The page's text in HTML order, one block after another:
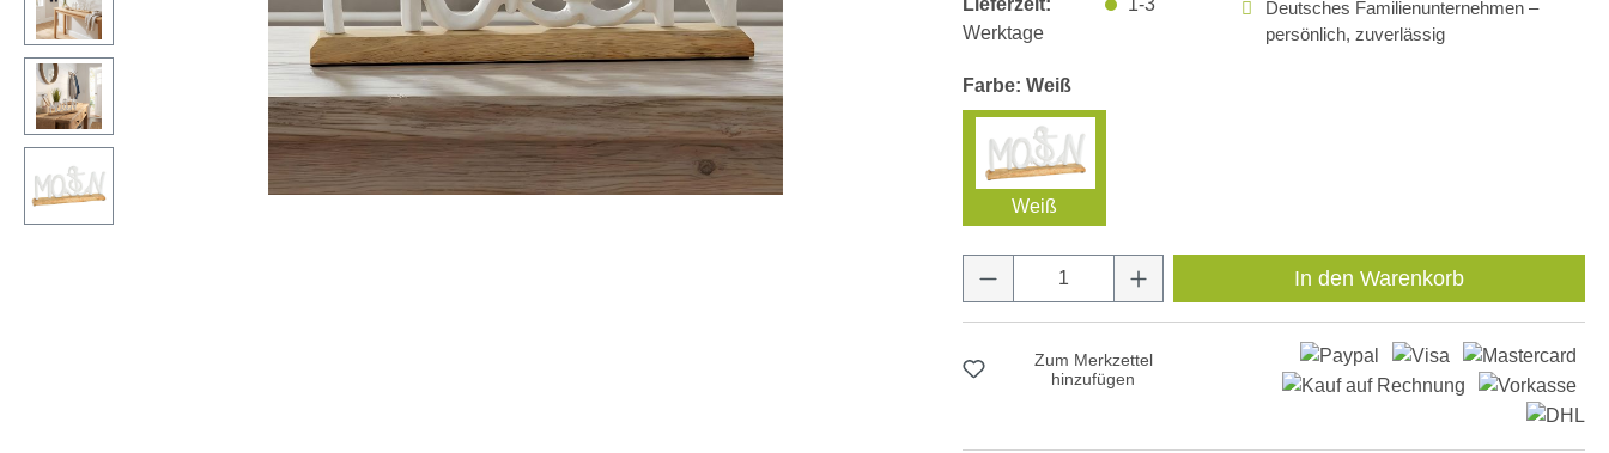
Werktage
Deutsches Familienunternehmen –
persönlich, zuverlässig
Farbe: Weiß
Weiß
Produkt Anzahl: Gib den gewünschten Wert ein
In den Warenkorb
Zum Merkzettel
hinzufügen